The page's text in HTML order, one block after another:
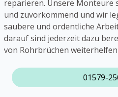
reparieren. Unsere Monteure
und zuvorkommend und wir
saubere und ordentliche
darauf sind jederzeit dazu
von Rohrbrüchen
01579-